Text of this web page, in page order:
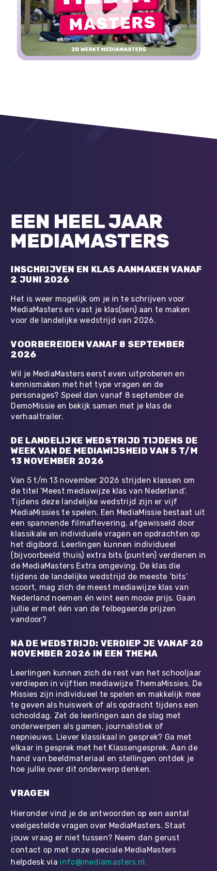
EEN HEEL JAAR
MEDIAMASTERS
INSCHRIJVEN EN KLAS AANMAKEN VANAF
2 JUNI 2026
Het is weer mogelijk om je in te schrijven voor
MediaMasters en vast je klas(sen) aan te maken
voor de landelijke wedstrijd van 2026.
VOORBEREIDEN VANAF 8 SEPTEMBER
2026
Wil je MediaMasters eerst even uitproberen en
kennismaken met het type vragen en de
personages? Speel dan vanaf 8 september de
DemoMissie en bekijk samen met je klas de
verhaaltrailer.
DE LANDELIJKE WEDSTRIJD TIJDENS DE
WEEK VAN DE MEDIAWIJSHEID VAN 5 T/M
13 NOVEMBER 2026
Van 5 t/m 13 november 2026 strijden klassen om
de titel ‘Meest mediawijze klas van Nederland’.
Tijdens deze landelijke wedstrijd zijn er vijf
MediaMissies te spelen. Een MediaMissie bestaat uit
een spannende filmaflevering, afgewisseld door
klassikale en individuele vragen en opdrachten op
het digibord. Leerlingen kunnen individueel
(bijvoorbeeld thuis) extra bits (punten) verdienen in
de MediaMasters Extra omgeving. De klas die
tijdens de landelijke wedstrijd de meeste ‘bits’
scoort, mag zich de meest mediawijze klas van
Nederland noemen én wint een mooie prijs. Gaan
jullie er met één van de felbegeerde prijzen
vandoor?
NA DE WEDSTRIJD: VERDIEP JE VANAF 20
NOVEMBER 2026 IN EEN THEMA
Leerlingen kunnen zich de rest van het schooljaar
verdiepen in vijftien mediawijze ThemaMissies. De
Missies zijn individueel te spelen en makkelijk mee
te geven als huiswerk of als opdracht tijdens een
schooldag. Zet de leerlingen aan de slag met
onderwerpen als gamen, journalistiek of
nepnieuws. Liever klassikaal in gesprek? Ga met
elkaar in gesprek met het Klassengesprek. Aan de
hand van beeldmateriaal en stellingen ontdek je
hoe jullie over dit onderwerp denken.
VRAGEN
Hieronder vind je de antwoorden op een aantal
veelgestelde vragen over MediaMasters. Staat
jouw vraag er niet tussen? Neem dan gerust
contact op met onze speciale MediaMasters
helpdesk via info@mediamasters.nl.